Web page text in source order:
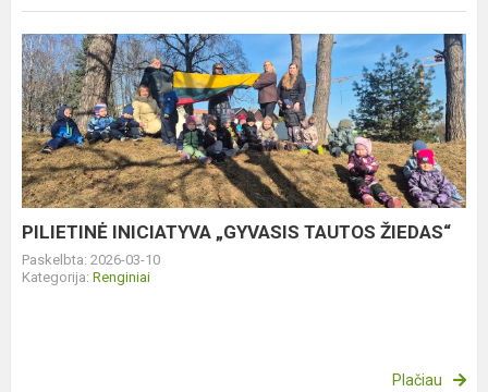
PILIETINĖ
INICIATYVA
„GYVASIS
TAUTOS
ŽIEDAS“
PILIETINĖ INICIATYVA „GYVASIS TAUTOS ŽIEDAS“
Paskelbta: 2026-03-10
Kategorija: Renginiai
Plačiau